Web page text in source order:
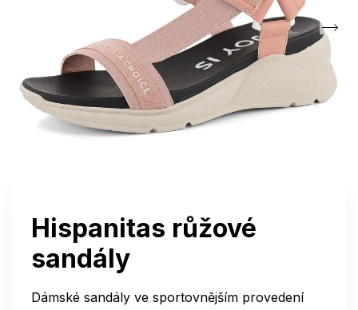
Hispanitas růžové
sandály
Dámské sandály ve sportovnějším provedení